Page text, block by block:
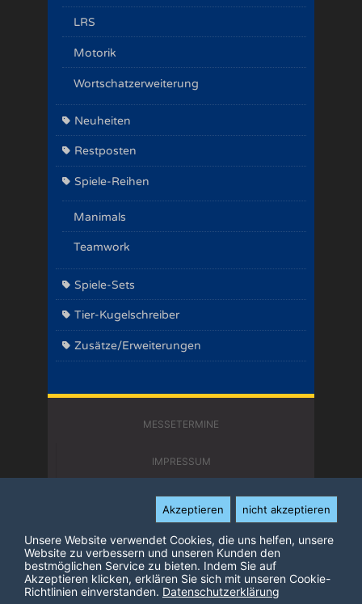
LRS
Motorik
Wortschatzerweiterung
Neuheiten
Restposten
Spiele-Reihen
Manimals
Teamwork
Spiele-Sets
Tier-Kugelschreiber
Zusätze/Erweiterungen
MESSETERMINE
IMPRESSUM
KONTAKT
DATENSCHUTZERKLÄRUNG
© COPYRIGHT 2026 ADLUNG SPIELE
Anmelden Shopping starten
nicht akzeptieren
Akzeptieren
Unsere Website verwendet Cookies, die uns helfen, unsere
Website zu verbessern und unseren Kunden den
bestmöglichen Service zu bieten. Indem Sie auf
Akzeptieren klicken, erklären Sie sich mit unseren Cookie-
Richtlinien einverstanden. Datenschutzerklärung